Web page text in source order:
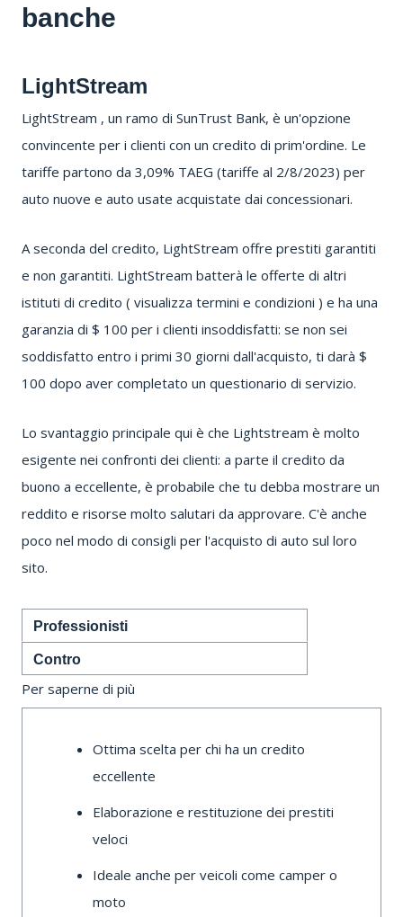
banche
LightStream
LightStream , un ramo di SunTrust Bank, è un'opzione
convincente per i clienti con un credito di prim'ordine. Le
tariffe partono da 3,09% TAEG (tariffe al 2/8/2023) per
auto nuove e auto usate acquistate dai concessionari.
A seconda del credito, LightStream offre prestiti garantiti
e non garantiti. LightStream batterà le offerte di altri
istituti di credito ( visualizza termini e condizioni ) e ha una
garanzia di $ 100 per i clienti insoddisfatti: se non sei
soddisfatto entro i primi 30 giorni dall'acquisto, ti darà $
100 dopo aver completato un questionario di servizio.
Lo svantaggio principale qui è che Lightstream è molto
esigente nei confronti dei clienti: a parte il credito da
buono a eccellente, è probabile che tu debba mostrare un
reddito e risorse molto salutari da approvare. C'è anche
poco nel modo di consigli per l'acquisto di auto sul loro
sito.
Professionisti
Contro
Per saperne di più
Ottima scelta per chi ha un credito
eccellente
Elaborazione e restituzione dei prestiti
veloci
Ideale anche per veicoli come camper o
moto